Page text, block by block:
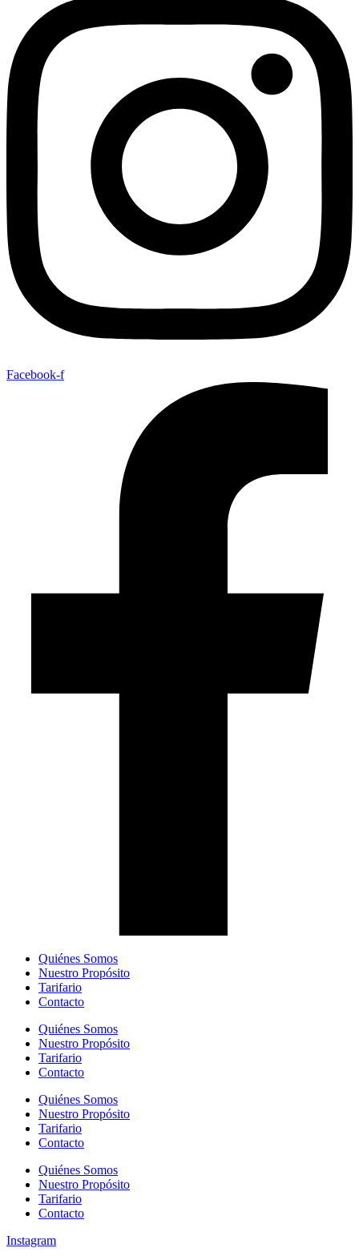
Facebook-f
Quiénes Somos
Nuestro Propósito
Tarifario
Contacto
Quiénes Somos
Nuestro Propósito
Tarifario
Contacto
Quiénes Somos
Nuestro Propósito
Tarifario
Contacto
Quiénes Somos
Nuestro Propósito
Tarifario
Contacto
Instagram